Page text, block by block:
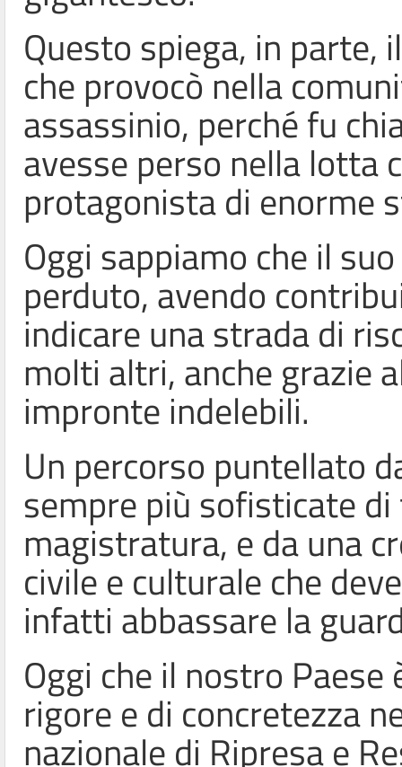
Questo spiega, in parte,
che provocò nella
assassinio, perché fu
avesse perso nella lotta
protagonista di enorme
Oggi sappiamo che il
perduto, avendo
indicare una strada di
molti altri, anche grazie
impronte indelebili.
Un percorso puntellato
sempre più sofisticate
magistratura, e da una
civile e culturale che
infatti abbassare la
Oggi che il nostro
rigore e di concretezza
nazionale di Ripresa e